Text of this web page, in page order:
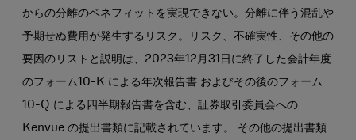
からの分離のベネフィットを実現できない。分離に伴う混乱や
予期せぬ費用が発生するリスク。リスク、不確実性、その他の
要因のリストと説明は、2023年12月31日に終了した会計年度
のフォーム10-K による年次報告書 およびその後のフォーム
10-Q による四半期報告書を含む、証券取引委員会への
Kenvue の提出書類に記載されています。 その他の提出書類